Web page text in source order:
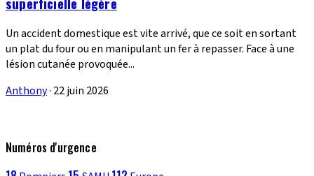
Un accident domestique est vite arrivé, que ce soit en sortant
un plat du four ou en manipulant un fer à repasser. Face à une
lésion cutanée provoquée...
Anthony· 22 juin 2026
Numéros d'urgence